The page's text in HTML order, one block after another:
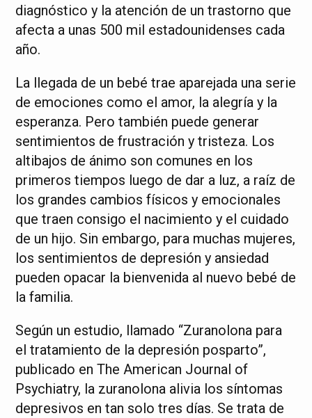
diagnóstico y la atención de un trastorno que
afecta a unas 500 mil estadounidenses cada
año.
La llegada de un bebé trae aparejada una serie
de emociones como el amor, la alegría y la
esperanza. Pero también puede generar
sentimientos de frustración y tristeza. Los
altibajos de ánimo son comunes en los
primeros tiempos luego de dar a luz, a raíz de
los grandes cambios físicos y emocionales
que traen consigo el nacimiento y el cuidado
de un hijo. Sin embargo, para muchas mujeres,
los sentimientos de depresión y ansiedad
pueden opacar la bienvenida al nuevo bebé de
la familia.
Según un estudio, llamado “Zuranolona para
el tratamiento de la depresión posparto”,
publicado en The American Journal of
Psychiatry, la zuranolona alivia los síntomas
depresivos en tan solo tres días. Se trata de